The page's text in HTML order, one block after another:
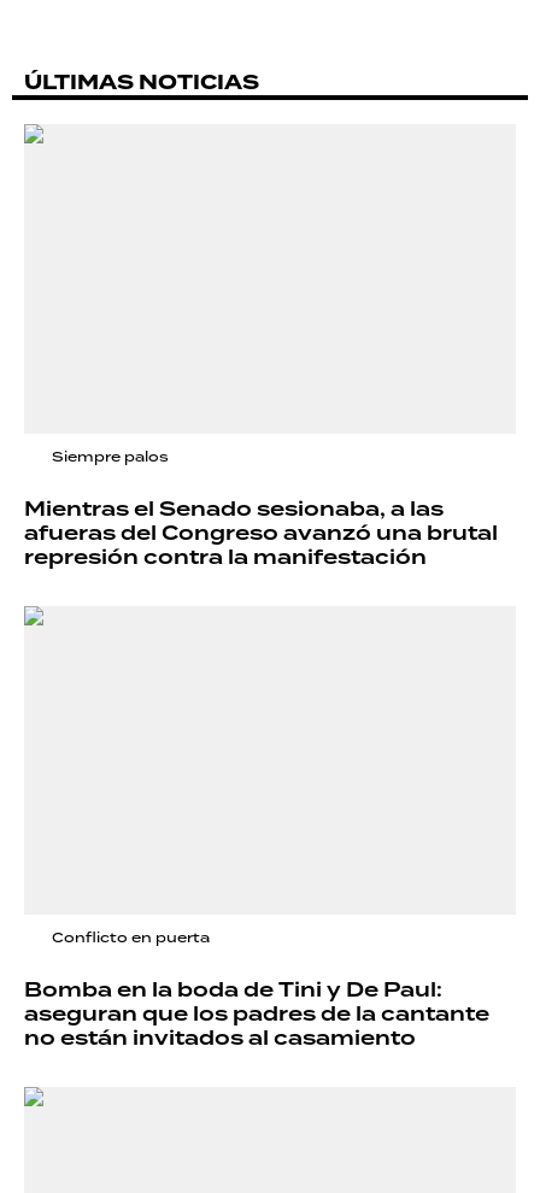
ÚLTIMAS NOTICIAS
Siempre palos
Mientras el Senado sesionaba, a las
afueras del Congreso avanzó una brutal
represión contra la manifestación
Conflicto en puerta
Bomba en la boda de Tini y De Paul:
aseguran que los padres de la cantante
no están invitados al casamiento